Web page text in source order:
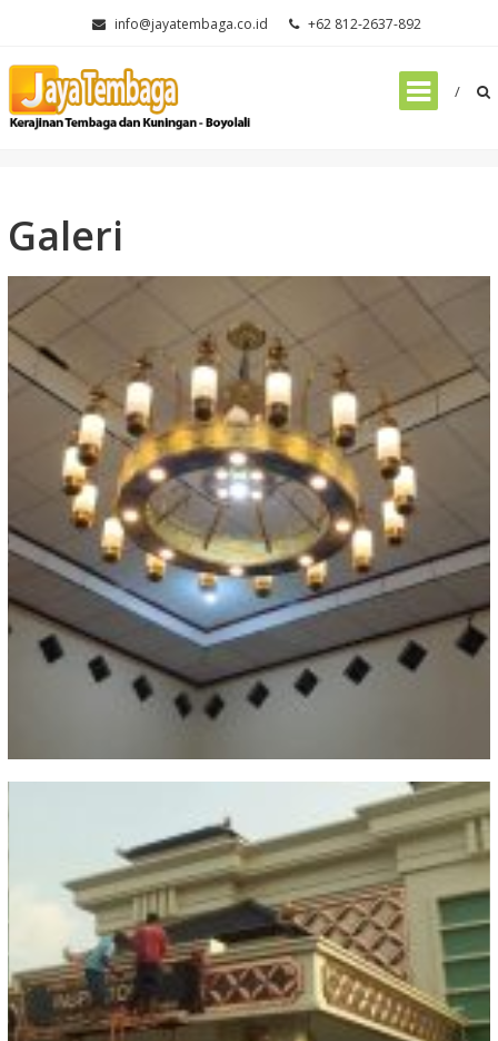
content
info@jayatembaga.co.id +62 812-2637-892
Home Galeri
Galeri
Galeri kerajinan tembaga dan
kuningan boyolali 2023